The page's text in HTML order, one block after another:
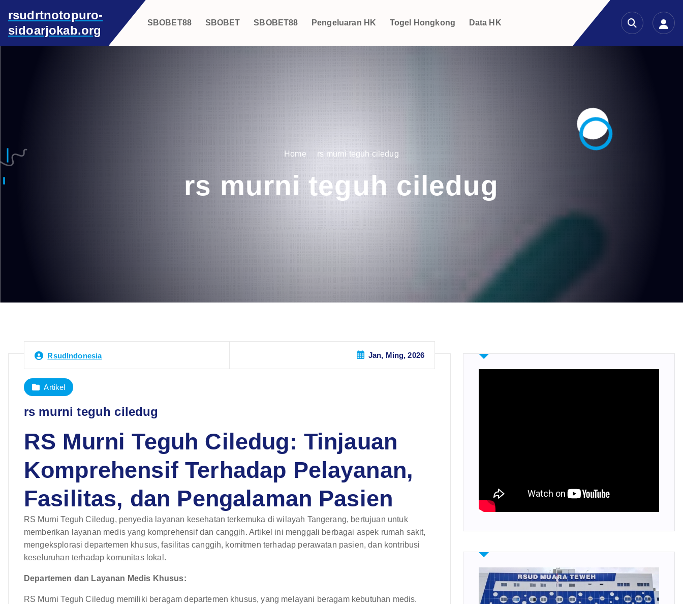
p
rsudrtnotopuro-
sidoarjokab.org
SBOBET88 SBOBET SBOBET88 Pengeluaran HK Togel Hongkong Data HK
Home rs murni teguh ciledug
rs murni teguh ciledug
RsudIndonesia Jan, Ming, 2026
Artikel
rs murni teguh ciledug
RS Murni Teguh Ciledug: Tinjauan
Komprehensif Terhadap Pelayanan,
Fasilitas, dan Pengalaman Pasien
RS Murni Teguh Ciledug, penyedia layanan kesehatan terkemuka di wilayah Tangerang, bertujuan untuk
memberikan layanan medis yang komprehensif dan canggih. Artikel ini menggali berbagai aspek rumah sakit,
mengeksplorasi departemen khusus, fasilitas canggih, komitmen terhadap perawatan pasien, dan kontribusi
keseluruhan terhadap komunitas lokal.
Departemen dan Layanan Medis Khusus:
RS Murni Teguh Ciledug memiliki beragam departemen khusus, yang melayani beragam kebutuhan medis.